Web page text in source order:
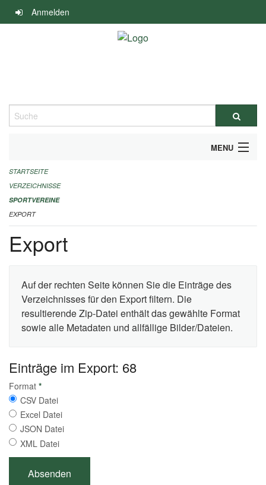
Navigation
überspringen
Anmelden
Suche
MENU
ALLGEMEINE INFORMATIONEN
FINANZIELLE UNTERSTÜTZUNG BENÖTIGT?
KONTAKT
STARTSEITE
VERZEICHNISSE
SPORTVEREINE
EXPORT
Export
Auf der rechten Seite können Sie die Einträge des
Verzeichnisses für den Export filtern. Die
resultierende Zip-Datei enthält das gewählte Format
sowie alle Metadaten und allfällige Bilder/Dateien.
Einträge im Export: 68
Format *
CSV Datei
Excel Datei
JSON Datei
XML Datei